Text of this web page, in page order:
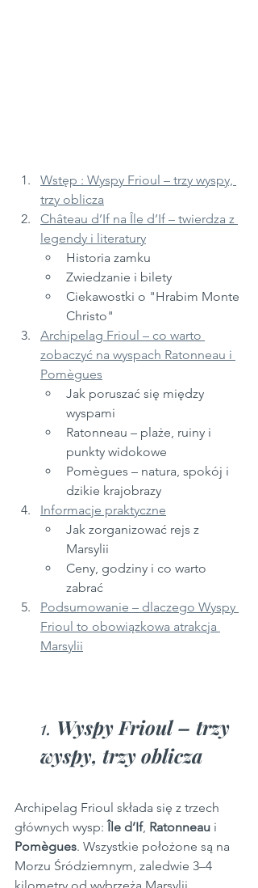
Wstęp : Wyspy Frioul – trzy wyspy,
trzy oblicza
Château d’If na Île d’If – twierdza z
legendy i literatury
Historia zamku
Zwiedzanie i bilety
Ciekawostki o "Hrabim Monte
Christo"
Archipelag Frioul – co warto
zobaczyć na wyspach Ratonneau i
Pomègues
Jak poruszać się między
wyspami
Ratonneau – plaże, ruiny i
punkty widokowe
Pomègues – natura, spokój i
dzikie krajobrazy
Informacje praktyczne
Jak zorganizować rejs z
Marsylii
Ceny, godziny i co warto
zabrać
Podsumowanie – dlaczego Wyspy
Frioul to obowiązkowa atrakcja
Marsylii
1. Wyspy Frioul – trzy
wyspy, trzy oblicza
Archipelag Frioul składa się z trzech
głównych wysp: Île d’If, Ratonneau i
Pomègues. Wszystkie położone są na
Morzu Śródziemnym, zaledwie 3–4